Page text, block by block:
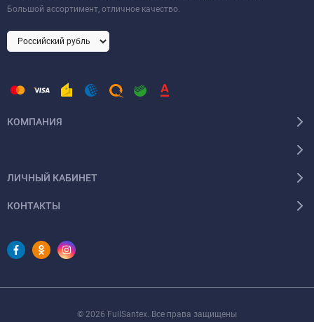
Большой ассортимент, отличное качество.
КОМПАНИЯ
ЛИЧНЫЙ КАБИНЕТ
КОНТАКТЫ
© 2026 FullSantex. Все права защищены